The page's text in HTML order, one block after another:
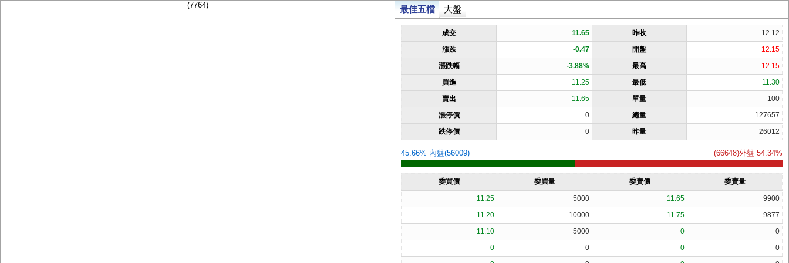
(7764) 最佳五檔 大盤
成交 11.65 昨收
12.12
漲跌
-0.47 開盤
12.15
漲跌幅
-3.88% 最高
12.15
買進
11.25 最低
11.30
賣出
11.65 單量
100
漲停價
0 總量
127657
跌停價
0 昨量 26012
45.66% 內盤(56009) (66648)外盤 54.34%
委買價 委買量 委賣價 委賣量
11.25 5000 11.65
9900
11.20
10000 11.75
9877
11.10
5000 0
0
0
0 0
0